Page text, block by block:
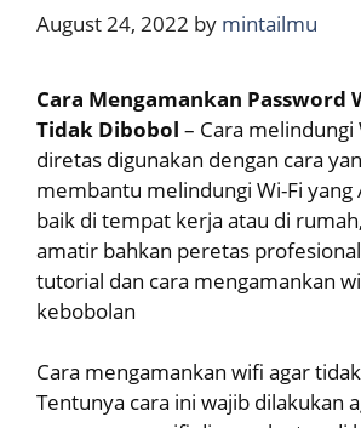
August 24, 2022 by mintailmu
Cara Mengamankan Password
Tidak Dibobol – Cara melindungi
diretas digunakan dengan cara
membantu melindungi Wi-Fi yang
baik di tempat kerja atau di
amatir bahkan peretas
tutorial dan cara mengamankan
kebobolan
Cara mengamankan wifi agar
Tentunya cara ini wajib dilakukan